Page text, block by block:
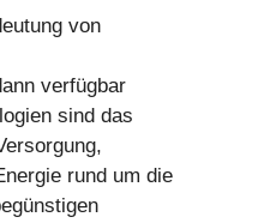
von
verfügbar
sind das
rund um die